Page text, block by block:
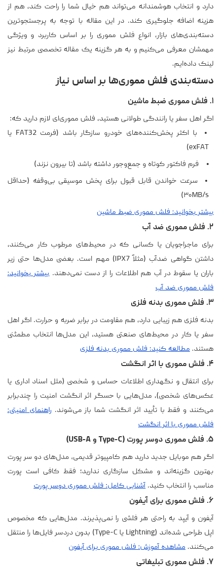
دارد و انتخاب هوشمندانه می‌تواند هم خیال شما را راحت کند، هم از
هزینه اضافه جلوگیری کند. در این مقاله با توجه به پرجستجوترین
دسته‌بندی‌های بازار، انواع فلش مموری را بر اساس کاربرد و ویژگی
مهمشان معرفی می‌کنیم و به هر گزینه یک مقاله تخصصی مرتبط نیز
لینک داده‌ایم.
دسته‌بندی فلش مموری‌ها بر اساس نیاز
۱. فلش مموری ضبط ماشین
اگر اهل سفر یا رانندگی طولانی هستید، فلش مموری‌ای لازم دارید که:
با اکثر پخش‌کننده‌های خودرو سازگار باشد (فرمت FAT32 یا
exFAT)
فرم فاکتور کوتاه و جمع‌وجور داشته باشد (تا بیرون نزند)
سرعت خواندن قابل قبول برای پخش موسیقی بی‌وقفه (حداقل
۳۰MB/s)
بیشتر بخوانید: فلش مموری ضبط ماشین
۲. فلش مموری ضد آب
برای ماجراجویان یا کسانی که در محیط‌های مرطوب کار می‌کنند،
داشتن گواهی ضدآب (مثلاً IPX7) مهم است. بعضی مدل‌ها حتی زیر
باران یا سقوط در آب هم اطلاعات را از دست نمی‌دهند.بیشتر بخوانید:
فلش مموری ضد آب
۳. فلش مموری بدنه فلزی
بدنه فلزی هم زیبایی دارد، هم مقاومت در برابر ضربه و حرارت. اگر اهل
سفر یا کار در محیط‌های صنعتی هستید، این مدل‌ها انتخاب مطمئنی
هستند. مطالعه کنید: فلش مموری بدنه فلزی
۴. فلش مموری با اثر انگشت
برای انتقال و نگهداری اطلاعات حساس و شخصی (مثل اسناد اداری یا
عکس‌های شخصی)، مدل‌هایی با حسگر اثر انگشت امنیت را چندبرابر
می‌کنند و فقط با تأیید اثر انگشت شما باز می‌شوند. راهنمای امنیتی:
فلش مموری با اثر انگشت
۵. فلش مموری دوسر پورت (Type-C و USB-A)
اگر هم موبایل جدید دارید هم کامپیوتر قدیمی، مدل‌های دو سر پورت
بهترین گزینه‌اند و مشکل سازگاری ندارید؛ فقط کافی است پورت
مناسب را انتخاب کنید. آشنایی کامل: فلش مموری دوسر پورت
۶. فلش مموری برای آیفون
آیفون و آیپد به راحتی هر فلشی را نمی‌پذیرند. مدل‌هایی که مخصوص
اپل طراحی شده‌اند (Lightning یا Type-C) بدون دردسر فایل‌ها را منتقل
می‌کنند. مشاهده آموزش: فلش مموری برای آیفون
۷. فلش مموری تبلیغاتی